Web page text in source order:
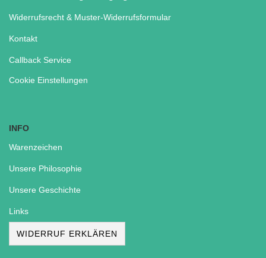
Widerrufsrecht & Muster-Widerrufsformular
Kontakt
Callback Service
Cookie Einstellungen
INFO
Warenzeichen
Unsere Philosophie
Unsere Geschichte
Links
WIDERRUF ERKLÄREN